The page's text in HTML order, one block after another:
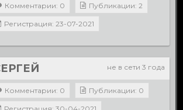
Комментарии: 0 Публикации: 2
Регистрация: 23-07-2021
не в сети 3 года
Комментарии: 0 Публикации: 0